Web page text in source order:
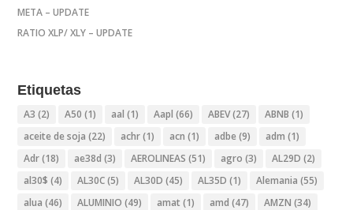
META – UPDATE
RATIO XLP/ XLY – UPDATE
Etiquetas
A3 (2) A50 (1) aal (1) Aapl (66) ABEV(27) ABNB (1)
aceite de soja (22) achr(1) acn (1) adbe (9) adm (1)
Adr(18) ae38d (3) AEROLINEAS (51) agro (3) AL29D (2)
al30$ (4) AL30C(5) AL30D (45) AL35D (1) Alemania (55)
alua (46) ALUMINIO (49) amat (1) amd (47) AMZN (34)